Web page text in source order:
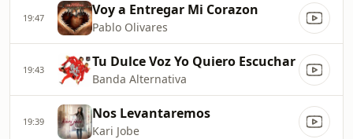
19:47 Voy a Entregar Mi Corazon
Pablo Olivares
19:43 Tu Dulce Voz Yo Quiero Escuchar
Banda Alternativa
19:39 Nos Levantaremos
Kari Jobe